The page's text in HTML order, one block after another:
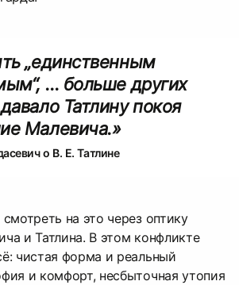
„единственным
… больше других
Татлину покоя
Малевича.»
о В. Е. Татлине
на это через оптику
и Татлина. В этом конфликте
чистая форма и реальный
и комфорт, несбыточная утопия